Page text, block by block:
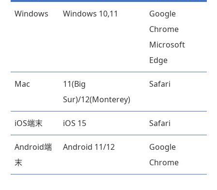
Windows
Windows 10,11
Google
Chrome
Microsoft
Edge
Mac
11(Big
Sur)/12(Monterey)
Safari
iOS端末 iOS 15 Safari
Android端
末
Android 11/12
Google
Chrome